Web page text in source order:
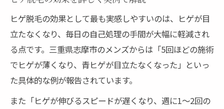
ヒゲ脱毛の効果として最も実感しやすいのは、ヒゲが目
立たなくなり、毎日の自己処理の手間が大幅に軽減され
る点です。三重県志摩市のメンズからは「5回ほどの施術
でヒゲが薄くなり、青ヒゲが目立たなくなった」といっ
た具体的な例が報告されています。
また「ヒゲが伸びるスピードが遅くなり、週に1〜2回の